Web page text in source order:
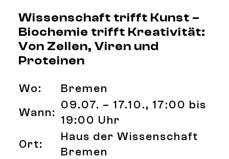
Wissenschaft trifft Kunst –
Biochemie trifft Kreativität:
Von Zellen, Viren und
Proteinen
Wo:
Bremen
Wann:
09.07. – 17.10., 17:00 bis
19:00 Uhr
Ort:
Haus der Wissenschaft
Bremen